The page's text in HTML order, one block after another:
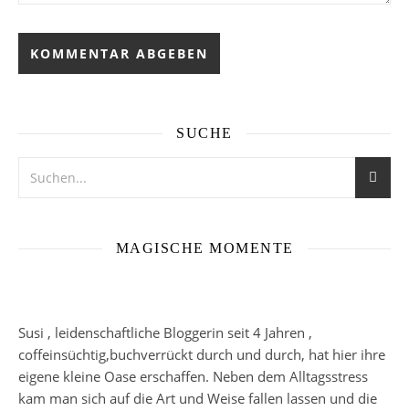
SUCHE
MAGISCHE MOMENTE
Susi , leidenschaftliche Bloggerin seit 4 Jahren ,
coffeinsüchtig,buchverrückt durch und durch, hat hier ihre
eigene kleine Oase erschaffen. Neben dem Alltagsstress
kam man sich auf die Art und Weise fallen lassen und die